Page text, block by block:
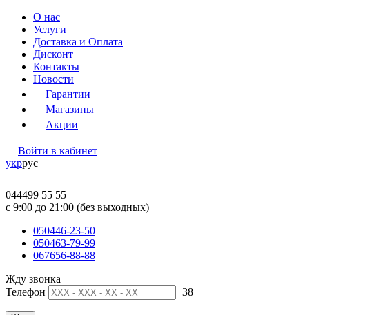
О нас
Услуги
Доставка и Оплата
Дисконт
Контакты
Новости
Гарантии
Магазины
Акции
Войти в кабинет
укррус
044499 55 55
c 9:00 до 21:00 (без выходных)
050446-23-50
050463-79-99
067656-88-88
Жду звонка
Телефон
+38